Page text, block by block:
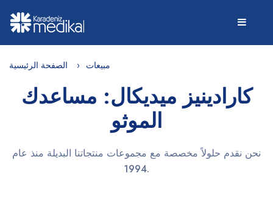
الصفحة الرئيسية مبيعات
كارادينيز ميديكال: مساعدك
الموثو
نحن نقدم حلولاً مخصصة مع مجموعات منتجاتنا البديلة منذ عام
1994.